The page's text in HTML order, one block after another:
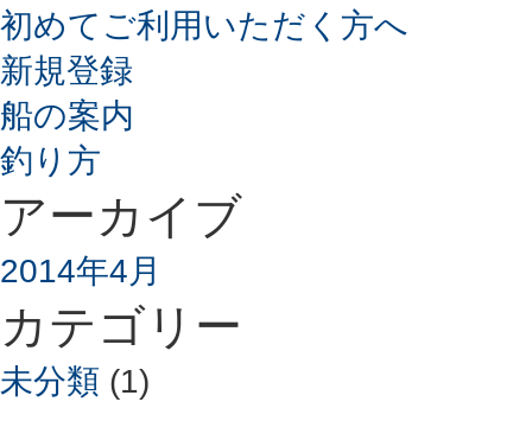
初めてご利用いただく方へ
新規登録
船の案内
釣り方
アーカイブ
2014年4月
カテゴリー
未分類 (1)